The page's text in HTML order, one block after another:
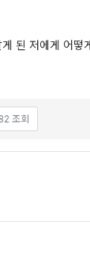
된 저에게 어떻
82 조회